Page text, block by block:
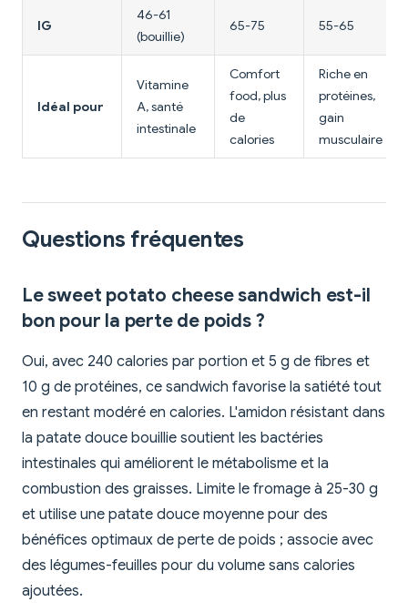
IG
46-61
(bouillie)
65-75 55-65
Idéal pour
Vitamine
A, santé
intestinale
Comfort
food, plus
de
calories
Riche en
protéines,
gain
musculaire
Questions fréquentes
Le sweet potato cheese sandwich est-il
bon pour la perte de poids ?
Oui, avec 240 calories par portion et 5 g de fibres et
10 g de protéines, ce sandwich favorise la satiété tout
en restant modéré en calories. L'amidon résistant dans
la patate douce bouillie soutient les bactéries
intestinales qui améliorent le métabolisme et la
combustion des graisses. Limite le fromage à 25-30 g
et utilise une patate douce moyenne pour des
bénéfices optimaux de perte de poids ; associe avec
des légumes-feuilles pour du volume sans calories
ajoutées.